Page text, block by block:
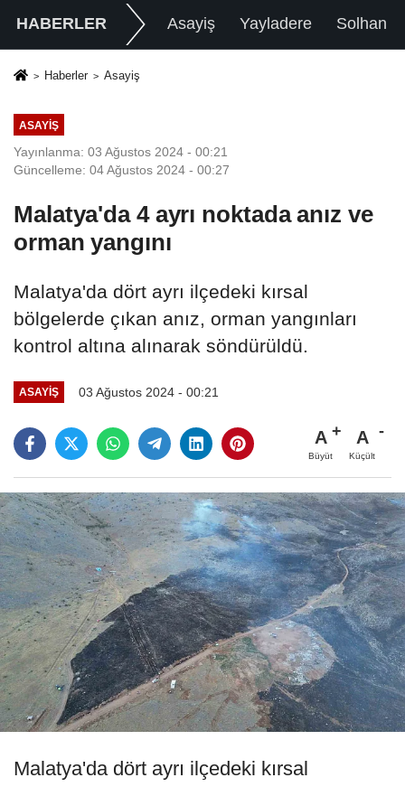
HABERLER Asayiş Yayladere Solhan
Haberler Asayiş
ASAYIŞ
Yayınlanma: 03 Ağustos 2024 - 00:21
Güncelleme: 04 Ağustos 2024 - 00:27
Malatya'da 4 ayrı noktada anız ve
orman yangını
Malatya'da dört ayrı ilçedeki kırsal
bölgelerde çıkan anız, orman yangınları
kontrol altına alınarak söndürüldü.
ASAYIŞ 03 Ağustos 2024 - 00:21
A
Büyüt
A
Küçült
Malatya'da dört ayrı ilçedeki kırsal